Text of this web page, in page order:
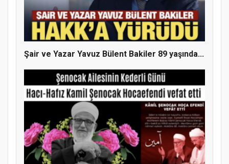
Şair ve Yazar Yavuz Bülent Bakiler 89 yaşında...